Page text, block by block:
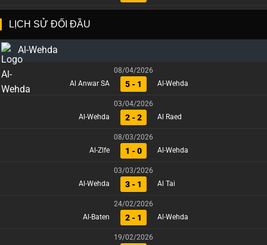
LỊCH SỬ ĐỐI ĐẦU
Al-Wehda
08/04/2026
Al Anwar SA
5 - 1 Al-Wehda
03/04/2026
Al-Wehda
2 - 2 Al Raed
08/03/2026
Al-Zlfe
1 - 0 Al-Wehda
03/03/2026
Al-Wehda
3 - 1 Al Tai
24/02/2026
Al-Baten
2 - 1 Al-Wehda
19/02/2026